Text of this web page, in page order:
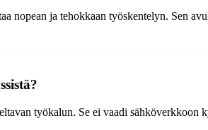
nopean ja tehokkaan työskentelyn. Sen
työkalun. Se ei vaadi sähköverkkoon